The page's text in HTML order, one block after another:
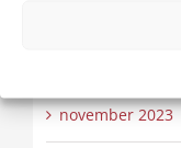
november 2023